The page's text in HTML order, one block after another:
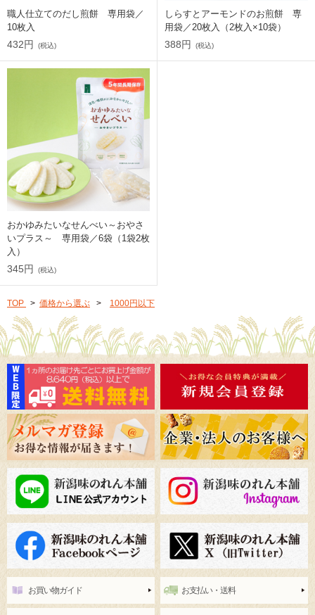
職人仕立てのだし煎餅 専用袋／
10枚入
432円 (税込)
しらすとアーモンドのお煎餅 専
用袋／20枚入（2枚入×10袋）
388円 (税込)
おかゆみたいなせんべい～おやさ
いプラス～ 専用袋／6袋（1袋2枚
入）
345円 (税込)
TOP > 価格から選ぶ > 1000円以下
お買い物ガイド お支払い・送料